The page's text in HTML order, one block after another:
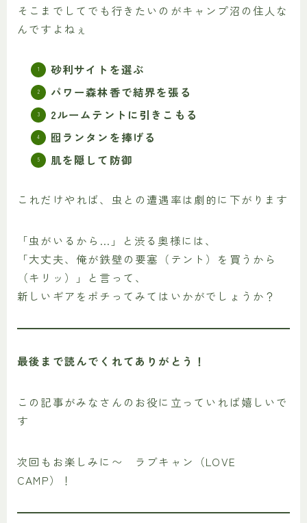
そこまでしてでも行きたいのがキャンプ沼の住人な
んですよねぇ
砂利サイトを選ぶ
パワー森林香で結界を張る
2ルームテントに引きこもる
囮ランタンを捧げる
肌を隠して防御
これだけやれば、虫との遭遇率は劇的に下がります
「虫がいるから…」と渋る奥様には、
「大丈夫、俺が鉄壁の要塞（テント）を買うから
（キリッ）」と言って、
新しいギアをポチってみてはいかがでしょうか？
最後まで読んでくれてありがとう！
この記事がみなさんのお役に立っていれば嬉しいで
す
次回もお楽しみに〜 ラブキャン（LOVE
CAMP）！